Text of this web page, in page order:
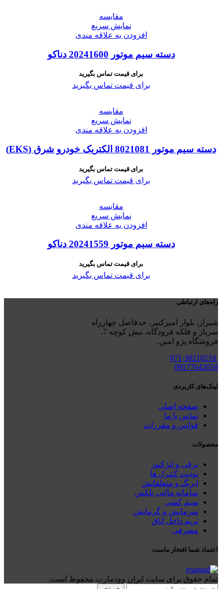
مقايسه
نمایش سریع
افزودن به علاقه مندی
دسته سیم موتور 20241600 دناکو
برای قیمت تماس بگیرید
برای قیمت تماس بگیرید
مقايسه
نمایش سریع
افزودن به علاقه مندی
دسته سیم موتور 8021081 الکتریک خودرو شرق (EKS)
برای قیمت تماس بگیرید
برای قیمت تماس بگیرید
مقايسه
نمایش سریع
افزودن به علاقه مندی
دسته سیم موتور 20241559 دناکو
برای قیمت تماس بگیرید
برای قیمت تماس بگیرید
راه‌های ارتباطی
شیراز، بلوار امیرکبیر، حدفاصل چهارراه
سرباز و فلکه فرودگاه، نبش کوچه 7،
فروشگاه پژو امین.
09177042058
لینک‌های کاربردی
صفحه اصلی
تماس با ما
قوانین و مقررات
محصولات
برقی و انژکتور
یونیت کنترل ها
ایربگ و متعلقاتش
سامانه مالتی پلکس
سیم کشی
سرمایش و گرمایش
تریم داخل اتاق
مصرفی
اعتماد شما افتخار ماست
تمام حقوق برای سایت ایران وودمارت محفوظ است.